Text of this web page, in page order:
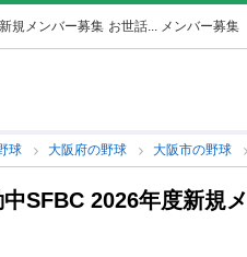
規メンバー募集 お世話... メンバー募集
球 大阪府の野球 大阪市の野球
SFBC 2026年度新規メ